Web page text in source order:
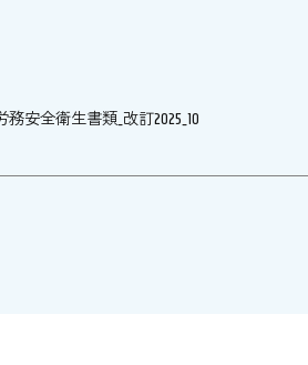
務安全衛生書類_改訂2025_10